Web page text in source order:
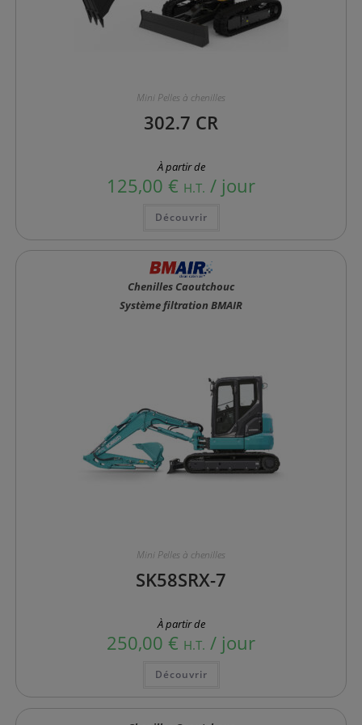
Mini Pelles à chenilles
302.7 CR
À partir de
125,00 € H.T. / jour
Découvrir
plusieurs
variations.
peuvent
être
choisies
Chenilles Caoutchouc
Système filtration BMAIR
Mini Pelles à chenilles
SK58SRX-7
À partir de
250,00 € H.T. / jour
Découvrir
plusieurs
variations.